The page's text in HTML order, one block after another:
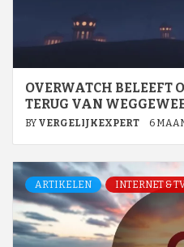
OVERWATCH BELEEFT
TERUG VAN
BY VERGELIJKEXPERT 6
ARTIKELEN INTERNET &